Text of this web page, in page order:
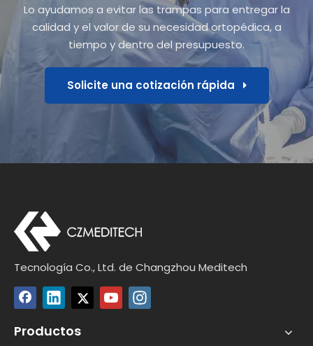
Lo ayudamos a evitar las trampas para entregar la
calidad y el valor de su necesidad ortopédica, a
tiempo y dentro del presupuesto.
Solicite una cotización rápida
Tecnología Co., Ltd. de Changzhou Meditech
Productos